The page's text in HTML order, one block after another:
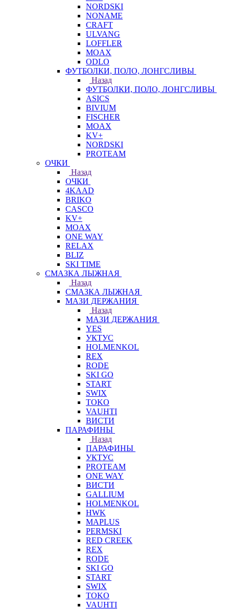
NORDSKI
NONAME
CRAFT
ULVANG
LOFFLER
MOAX
ODLO
ФУТБОЛКИ, ПОЛО, ЛОНГСЛИВЫ
Назад
ФУТБОЛКИ, ПОЛО, ЛОНГСЛИВЫ
ASICS
BIVIUM
FISCHER
MOAX
KV+
NORDSKI
PROTEAM
ОЧКИ
Назад
ОЧКИ
4KAAD
BRIKO
CASCO
KV+
MOAX
ONE WAY
RELAX
BLIZ
SKI TIME
СМАЗКА ЛЫЖНАЯ
Назад
СМАЗКА ЛЫЖНАЯ
МАЗИ ДЕРЖАНИЯ
Назад
МАЗИ ДЕРЖАНИЯ
YES
УКТУС
HOLMENKOL
REX
RODE
SKI GO
START
SWIX
TOKO
VAUHTI
ВИСТИ
ПАРАФИНЫ
Назад
ПАРАФИНЫ
УКТУС
PROTEAM
ONE WAY
ВИСТИ
GALLIUM
HOLMENKOL
HWK
MAPLUS
PERMSKI
RED CREEK
REX
RODE
SKI GO
START
SWIX
TOKO
VAUHTI